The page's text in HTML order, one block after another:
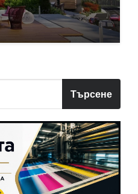
Търсене